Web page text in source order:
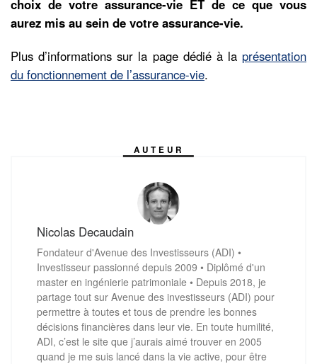
choix de votre assurance-vie ET de ce que vous
aurez mis au sein de votre assurance-vie.
Plus d’informations sur la page dédié à la présentation
du fonctionnement de l’assurance-vie.
AUTEUR
Nicolas Decaudain
Fondateur d'Avenue des Investisseurs (ADI) •
Investisseur passionné depuis 2009 • Diplômé d'un
master en ingénierie patrimoniale • Depuis 2018, je
partage tout sur Avenue des investisseurs (ADI) pour
permettre à toutes et tous de prendre les bonnes
décisions financières dans leur vie. En toute humilité,
ADI, c’est le site que j’aurais aimé trouver en 2005
quand je me suis lancé dans la vie active, pour être